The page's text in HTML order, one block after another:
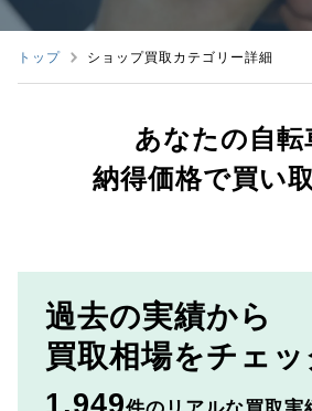
トップ ショップ買取カテゴリー詳細
あなたの自転
納得価格で買い
過去の実績から
買取相場をチェッ
1,949